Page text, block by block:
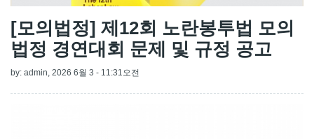
[모의법정] 제12회 노란봉투법 모의
법정 경연대회 문제 및 규정 공고
by: admin , 2026 6월 3 - 11:31오전